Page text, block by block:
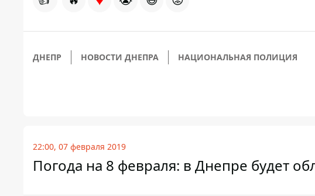
ДНЕПР НОВОСТИ ДНЕПРА НАЦИОНАЛЬНАЯ ПОЛИЦИЯ
22:00, 07 февраля 2019
Погода на 8 февраля: в Днепре будет